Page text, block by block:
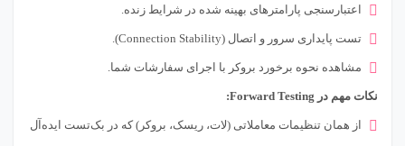
اعتبارسنجی پارامترهای بهینه شده در شرایط زنده.
تست پایداری سرور و اتصال (Connection Stability).
مشاهده نحوه برخورد بروکر با اجرای سفارشات شما.
نکات مهم در Forward Testing:
از همان تنظیمات معاملاتی (لات، ریسک، بروکر) که در بک‌تست ایده‌آل